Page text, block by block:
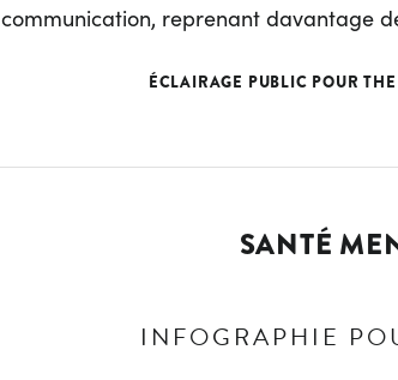
communication, reprenant davantage
ÉCLAIRAGE PUBLIC POUR
SANTÉ
INFOGRAPHIE